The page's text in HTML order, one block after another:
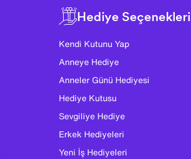
Hediye Seçenekleri
Kendi Kutunu Yap
Anneye Hediye
Anneler Günü Hediyesi
Hediye Kutusu
Sevgiliye Hediye
Erkek Hediyeleri
Yeni İş Hediyeleri